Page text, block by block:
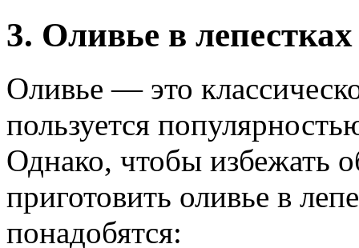
3. Оливье в лепестках
Оливье — это
пользуется
Однако, чтобы избежать
приготовить оливье в
понадобятся: